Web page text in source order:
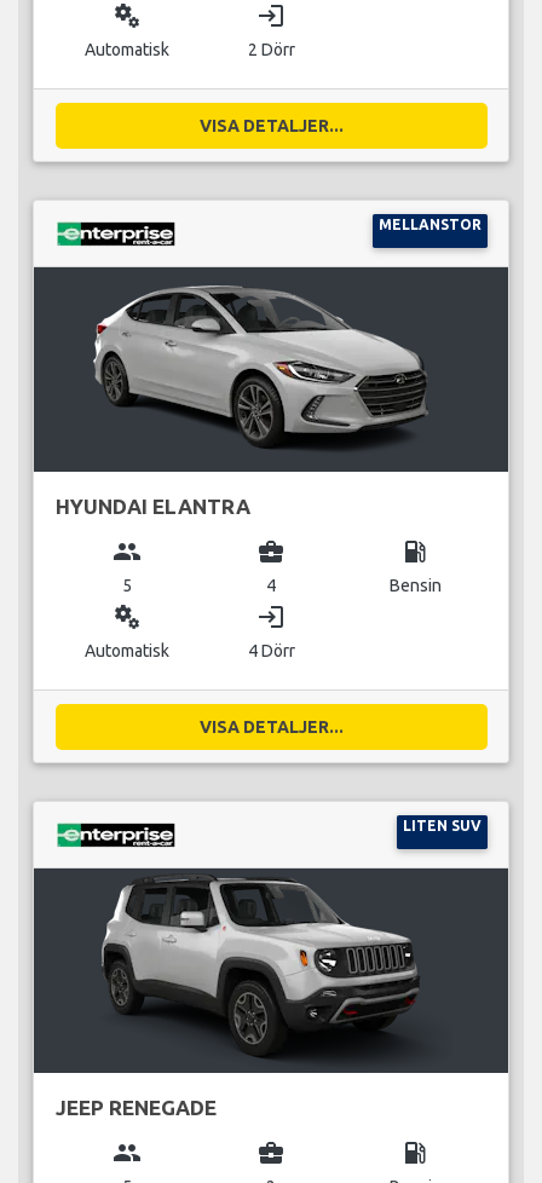
miscellaneous_services
Automatisk
login
2 Dörr
VISA DETALJER...
MELLANSTOR
HYUNDAI ELANTRA
group
5
business_center
4
local_gas_station
Bensin
miscellaneous_services
Automatisk
login
4 Dörr
VISA DETALJER...
LITEN SUV
JEEP RENEGADE
group business_center local_gas_station